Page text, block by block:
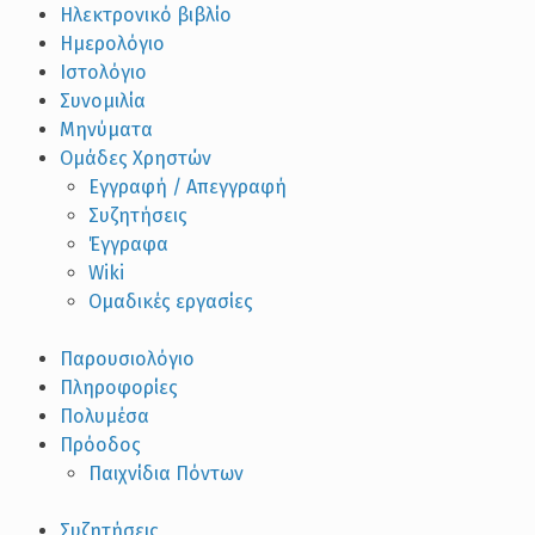
Ηλεκτρονικό βιβλίο
Ημερολόγιο
Ιστολόγιο
Συνομιλία
Μηνύματα
Ομάδες Χρηστών
Εγγραφή / Απεγγραφή
Συζητήσεις
Έγγραφα
Wiki
Ομαδικές εργασίες
Παρουσιολόγιο
Πληροφορίες
Πολυμέσα
Πρόοδος
Παιχνίδια Πόντων